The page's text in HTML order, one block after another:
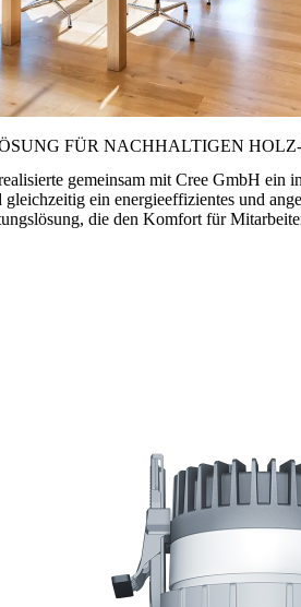
FÜR NACHHALTIGEN
gemeinsam mit Cree GmbH ein
ein energieeffizientes und
die den Komfort für